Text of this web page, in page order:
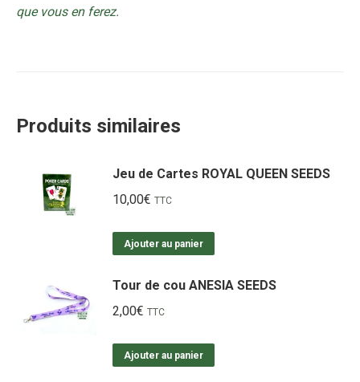
que vous en ferez.
Produits similaires
Jeu de Cartes ROYAL QUEEN SEEDS
10,00€ TTC
Ajouter au panier
Tour de cou ANESIA SEEDS
2,00€ TTC
Ajouter au panier